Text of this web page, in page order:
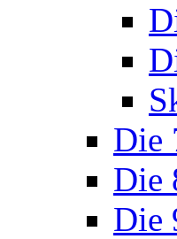
Die
Die
Die